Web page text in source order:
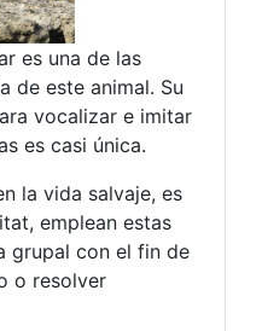
es una de las
de este animal. Su
vocalizar e imitar
es casi única.
la vida salvaje, es
emplean estas
grupal con el fin de
o resolver